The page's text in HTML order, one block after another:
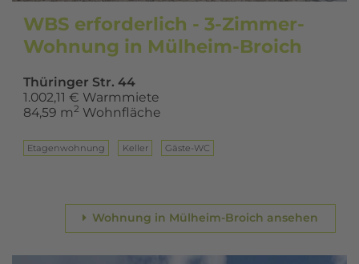
WBS erforderlich - 3-Zimmer-
Wohnung in Mülheim-Broich
Thüringer Str. 44
1.002,11 € Warmmiete
84,59 m2 Wohnfläche
Eta­gen­woh­nung Keller Gäste-WC
Wohnung in Mülheim-Broich ansehen